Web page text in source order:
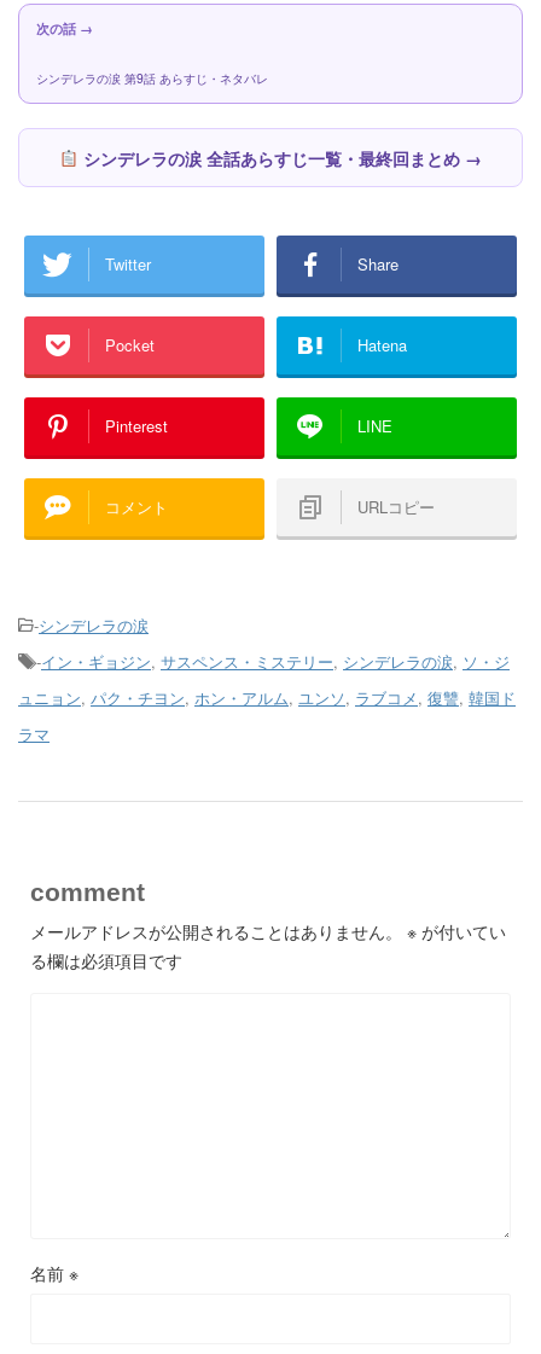
次の話 →
シンデレラの涙 第9話 あらすじ・ネタバレ
シンデレラの涙 全話あらすじ一覧・最終回まとめ →
Twitter Share
Pocket Hatena
Pinterest LINE
コメント URLコピー
-シンデレラの涙
-イン・ギョジン, サスペンス・ミステリー, シンデレラの涙, ソ・ジ
ュニョン, パク・チヨン, ホン・アルム, ユンソ, ラブコメ, 復讐, 韓国ド
ラマ
comment
メールアドレスが公開されることはありません。 ※ が付いてい
る欄は必須項目です
名前 ※